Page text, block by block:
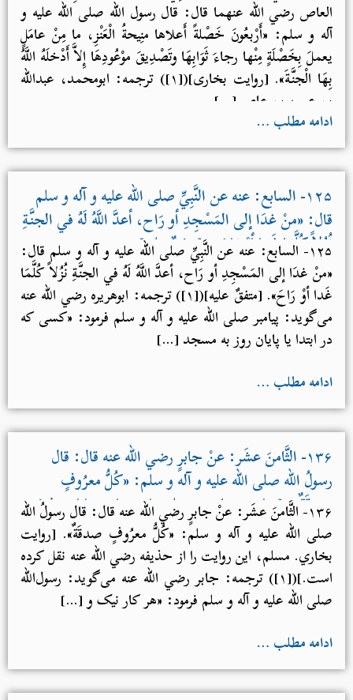
إِلاَّ أَدْخلَهُ اللَّهُ بِهَا الْجنَّةَ». [روایت بخارى]
العاص رضي الله عنهما قال: قال رسول الله صلی الله علیه و
آله و سلم: «أَرْبعُونَ خَصْلةً أَعلاها منِيحةُ الْعَنْزِ، ما مِنْ عامَلٍ
يعملَ بِخَصْلَةٍ مِنْها رجاءَ ثَوَابِهَا وتَصْدِيقَ موْعُودِهَا إِلاَّ أَدْخلَهُ اللَّهُ
بِهَا الْجنَّةَ». [روایت بخارى]([۱]) ترجمه: ابومحمد، عبدالله
بن عمرو بن عاص […]
ادامه مطلب …
۱۲۵- السابع: عنه عن النَّبِيِّ صلی الله علیه و آله و سلم
قال: «منْ غدَا إلى المَسْجِدِ أو رَاح، أعدَّ اللَّهُ لَهُ في الجنَّةِ
نُزُلاً كُلَّمَا غَدا أوْ رَاحَ». [متفقٌ عليه]
۱۲۵- السابع: عنه عن النَّبِيِّ صلی الله علیه و آله و سلم قال:
«منْ غدَا إلى المَسْجِدِ أو رَاح، أعدَّ اللَّهُ لَهُ في الجنَّةِ نُزُلاً كُلَّمَا
غَدا أوْ رَاحَ». [متفقٌ عليه]([۱]) ترجمه: ابوهریره رضي الله عنه
می‌گوید: پیامبر صلی الله علیه و آله و سلم فرمود: «کسی که
در ابتدا یا پایان روز به مسجد […]
ادامه مطلب …
۱۳۶- الثَّامنَ عشَر: عنْ جابرٍ رضي الله عنه قال: قال
رسولُ الله صلی الله علیه و آله و سلم: «كُلُّ معرُوفٍ
صدقَةٌ». [روایت بخاري. مسلم، این روایت را از حذیفه
رضي الله عنه نقل کرده است.]
۱۳۶- الثَّامنَ عشَر: عنْ جابرٍ رضي الله عنه قال: قال رسولُ الله
صلی الله علیه و آله و سلم: «كُلُّ معرُوفٍ صدقَةٌ». [روایت
بخاري. مسلم، این روایت را از حذیفه رضي الله عنه نقل کرده
است.]([۱]) ترجمه: جابر رضي الله عنه می‌گوید: رسول‌الله
صلی الله علیه و آله و سلم فرمود: «هر کار نیک و […]
ادامه مطلب …